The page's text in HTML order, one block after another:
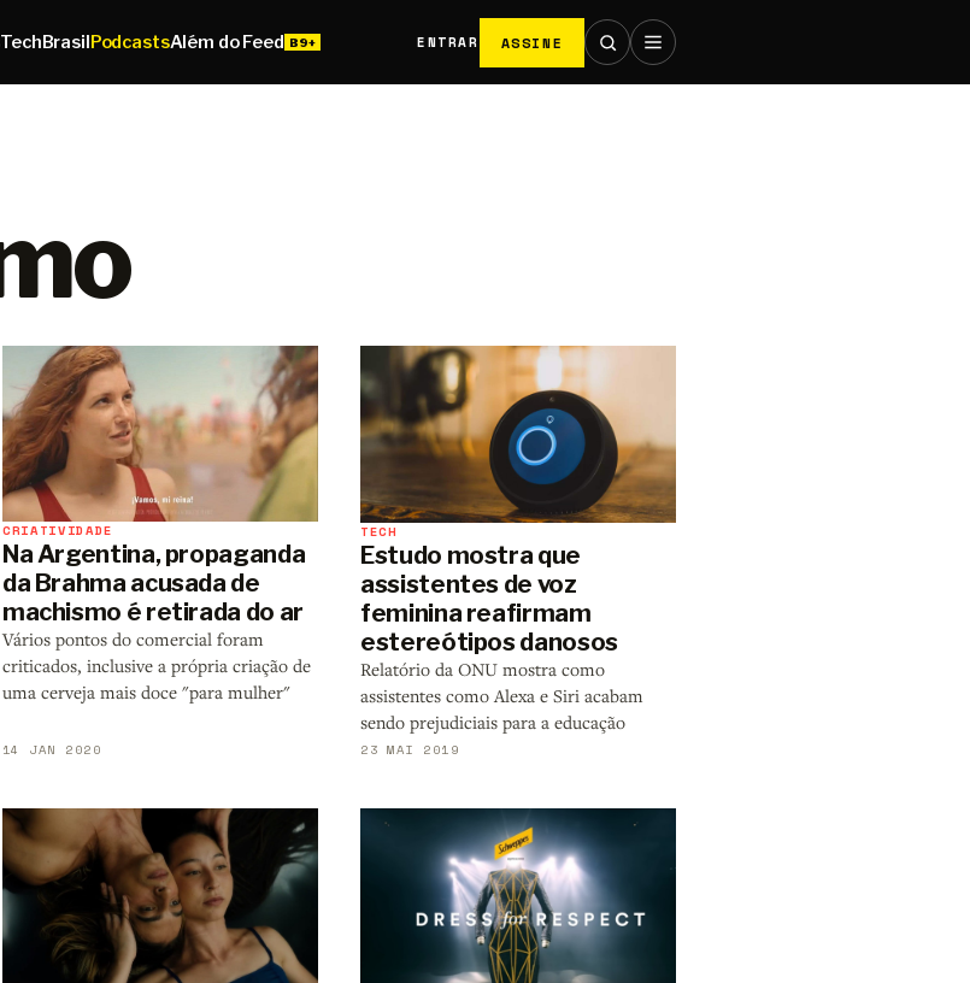
TechBrasilPodcastsAlém do Feed ENTRAR ASSINE
CRIATIVIDADE
Na Argentina, propaganda
da Brahma acusada de
machismo é retirada do ar
Vários pontos do comercial foram
criticados, inclusive a própria criação de
uma cerveja mais doce "para mulher"
14 JAN 2020
TECH
Estudo mostra que
assistentes de voz
feminina reafirmam
estereótipos danosos
Relatório da ONU mostra como
assistentes como Alexa e Siri acabam
sendo prejudiciais para a educação
23 MAI 2019